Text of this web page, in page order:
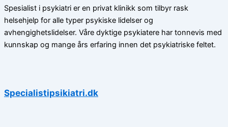
Spesialist i psykiatri er en privat klinikk som tilbyr rask
helsehjelp for alle typer psykiske lidelser og
avhengighetslidelser. Våre dyktige psykiatere har tonnevis med
kunnskap og mange års erfaring innen det psykiatriske feltet.
Specialistipsikiatri.dk